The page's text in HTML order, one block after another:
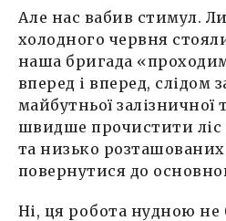
Але нас вабив стимул.
холодного червня
наша бригада
вперед і вперед, слідом
майбутньої залізничної
швидше прочистити ліс
та низько розташованих
повернутися до
Ні, ця робота нудною не